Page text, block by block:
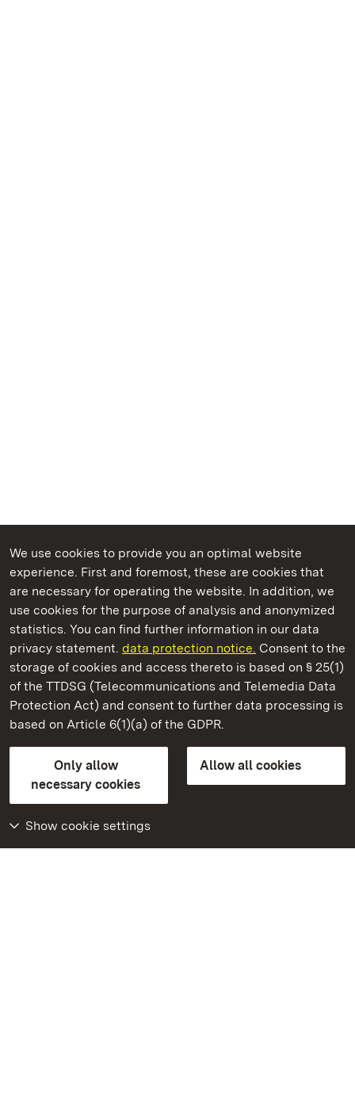
We use cookies to provide you an optimal website
experience. First and foremost, these are cookies that
are necessary for operating the website. In addition, we
use cookies for the purpose of analysis and anonymized
statistics. You can find further information in our data
privacy statement. data protection notice. Consent to the
storage of cookies and access thereto is based on § 25(1)
of the TTDSG (Telecommunications and Telemedia Data
Protection Act) and consent to further data processing is
based on Article 6(1)(a) of the GDPR.
Only allow
necessary cookies
Allow all cookies
Show cookie settings
State Palaces and Gardens of Baden-Wuerttemberg
Wiblingen Monastery
State Palaces and Gardens of Baden-Wuerttemberg
FAQMasthead Data protection
Declaration on barrier-free access
BITV-konform (geprüfte Seiten)